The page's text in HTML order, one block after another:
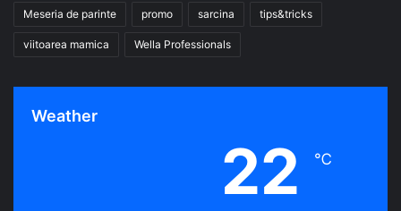
Meseria de parinte promo sarcina tips&tricks
viitoarea mamica Wella Professionals
Weather
22 ℃